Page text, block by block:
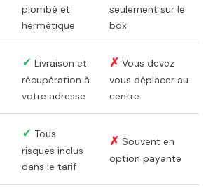
plombé et
hermétique
seulement sur le
box
✓ Livraison et
récupération à
votre adresse
✗ Vous devez
vous déplacer au
centre
✓ Tous
risques inclus
dans le tarif
✗ Souvent en
option payante